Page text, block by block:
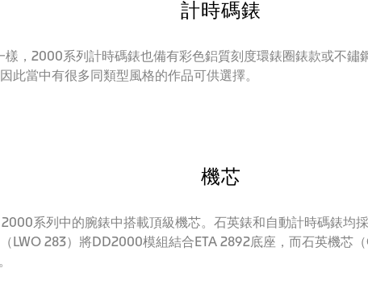
計時碼錶
，2000系列計時碼錶也備有彩色鋁質刻度環錶圈錶款或不鏽
此當中有很多同類型風格的作品可供選擇。
機芯
系列中的腕錶中搭載頂級機芯。石英錶和自動計時碼錶均
LWO 283）將DD2000模組結合ETA 2892底座，而石英機芯